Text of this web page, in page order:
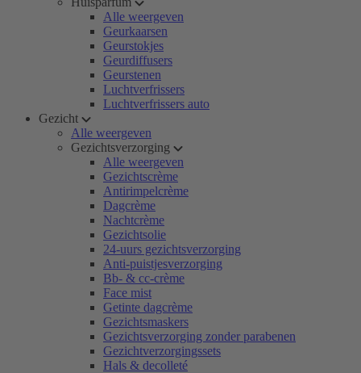
Alle weergeven
Geurkaarsen
Geurstokjes
Geurdiffusers
Geurstenen
Luchtverfrissers
Luchtverfrissers auto
Gezicht
Alle weergeven
Gezichtsverzorging
Alle weergeven
Gezichtscrème
Antirimpelcrème
Dagcrème
Nachtcrème
Gezichtsolie
24-uurs gezichtsverzorging
Anti-puistjesverzorging
Bb- & cc-crème
Face mist
Getinte dagcrème
Gezichtsmaskers
Gezichtsverzorging zonder parabenen
Gezichtverzorgingssets
Hals & decolleté